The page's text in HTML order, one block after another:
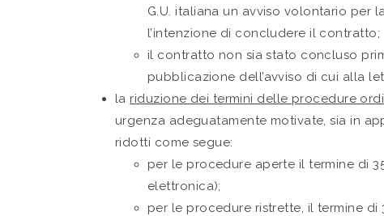
G.U. italiana un avviso volontario per
l’intenzione di concludere il contratto;
il contratto non sia stato concluso
pubblicazione dell’avviso di cui alla
la riduzione dei termini delle procedure
urgenza adeguatamente motivate, sia in
ridotti come segue:
per le procedure aperte il termine di
elettronica);
per le procedure ristrette, il termine